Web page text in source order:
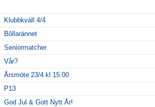
Klubbkväll 4/4
Bôllarännet
Seniormatcher
Vår?
Årsmöte 23/4 kl 15.00
P13
God Jul & Gott Nytt År!